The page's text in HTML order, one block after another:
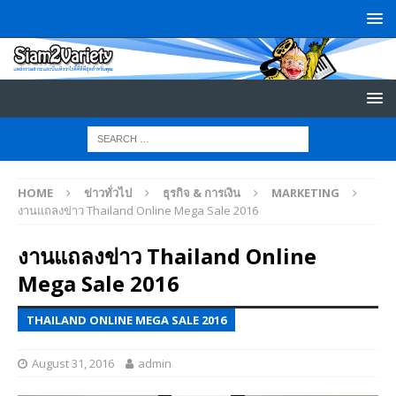
HOME ข่าวทั่วไป ธุรกิจ & การเงิน
MARKETING
งานแถลงข่าว Thailand Online Mega Sale 2016
งานแถลงข่าว Thailand Online
Mega Sale 2016
THAILAND ONLINE MEGA SALE 2016
August 31, 2016 admin